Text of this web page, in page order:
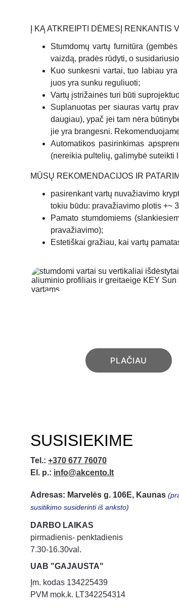
MŪSŲ REKOMENDACIJOS IR
pasirenkant vartų nuvažiavimo
tokiu būdu: pravažiavimo plotis +~
Pamato stumdomiems
pravažiavimo);
Estetiškai gražiau, kai vartų
Į KĄ ATKREIPTI DĖMESĮ RENKANTIS
Stumdomų vartų furnitūra
vaizdą, pradės rūdyti, o
Kuo sunkesni vartai, tuo labiau
juos yra sunku reguliuoti;
Vartų įstrižainės turi būti
Suplanuotas per siauras vartų
daugiau), ypač jei tam nėra
jie yra brangesni.
Automatikos pasirinkimas
(nereikia pultelių, galimybė suteikti
BENDRAI APIE
PLAČIAU
SUSISIEKIME
Adresas: Marvelės g. 106E, Kaunas
susitikimo susiderinti iš anksto)
Tel.: +370 677 76070
El. p.: info@akcento.lt
DARBO LAIKAS
pirmadienis- penktadienis
7.30-16.30val.
UAB "GAJAUSTA"
Įm. kodas 134225439
PVM mok.k. LT342254314